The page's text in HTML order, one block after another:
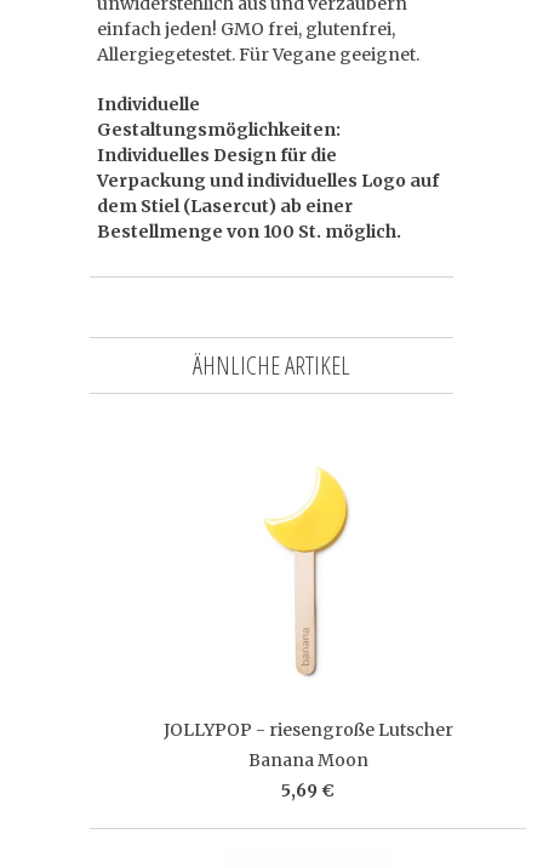
einfach jeden! GMO frei, glutenfrei,
Allergiegetestet. Für Vegane geeignet.
Individuelle
Gestaltungsmöglichkeiten:
Individuelles Design für die
Verpackung und individuelles Logo auf
dem Stiel (Lasercut) ab einer
Bestellmenge von 100 St. möglich.
ÄHNLICHE ARTIKEL
JOLLYPOP - riesengroße Lutscher
Banana Moon
5,69 €